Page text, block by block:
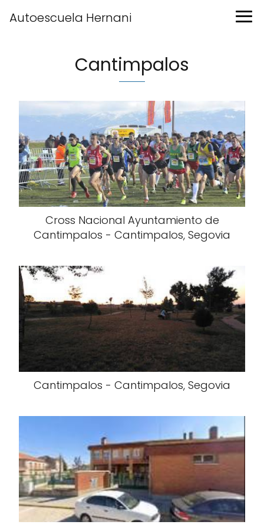
Autoescuela Hernani
Cantimpalos
Cross Nacional Ayuntamiento de
Cantimpalos - Cantimpalos, Segovia
Cantimpalos - Cantimpalos, Segovia